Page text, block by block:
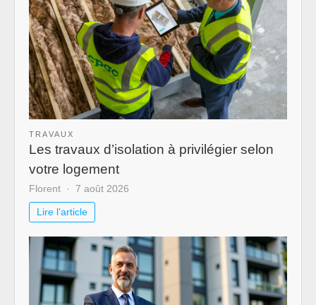
TRAVAUX
Les travaux d’isolation à privilégier selon
votre logement
Florent 7 août 2026
Lire l'article